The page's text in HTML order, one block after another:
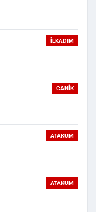
İLKADIM
CANIK
ATAKUM
ATAKUM